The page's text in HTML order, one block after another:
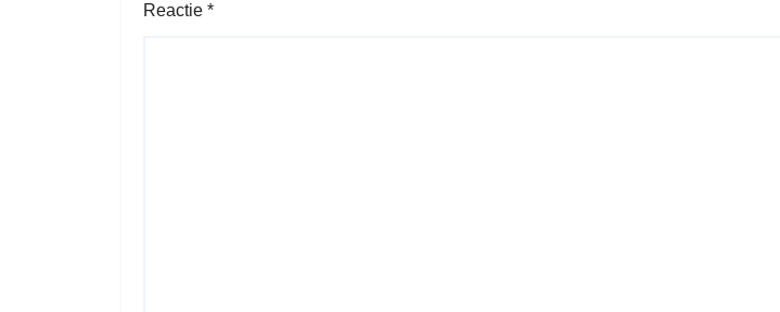
Reactie *